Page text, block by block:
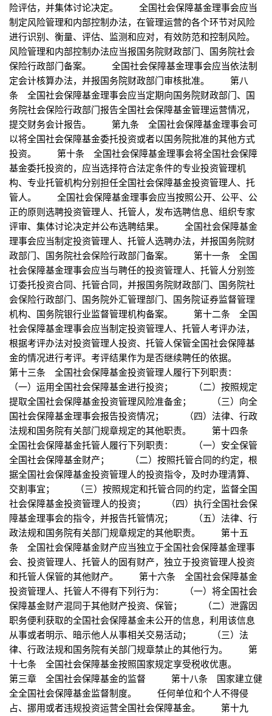
险评估，并集体讨论决定。 全国社会保障基金理事会应当
制定风险管理和内部控制办法，在管理运营的各个环节对风险
进行识别、衡量、评估、监测和应对，有效防范和控制风险。
风险管理和内部控制办法应当报国务院财政部门、国务院社会
保险行政部门备案。 全国社会保障基金理事会应当依法制
定会计核算办法，并报国务院财政部门审核批准。 第八
条 全国社会保障基金理事会应当定期向国务院财政部门、国
务院社会保险行政部门报告全国社会保障基金管理运营情况，
提交财务会计报告。 第九条 全国社会保障基金理事会可
以将全国社会保障基金委托投资或者以国务院批准的其他方式
投资。 第十条 全国社会保障基金理事会将全国社会保障
基金委托投资的，应当选择符合法定条件的专业投资管理机
构、专业托管机构分别担任全国社会保障基金投资管理人、托
管人。 全国社会保障基金理事会应当按照公开、公平、公
正的原则选聘投资管理人、托管人，发布选聘信息、组织专家
评审、集体讨论决定并公布选聘结果。 全国社会保障基金
理事会应当制定投资管理人、托管人选聘办法，并报国务院财
政部门、国务院社会保险行政部门备案。 第十一条 全国
社会保障基金理事会应当与聘任的投资管理人、托管人分别签
订委托投资合同、托管合同，并报国务院财政部门、国务院社
会保险行政部门、国务院外汇管理部门、国务院证券监督管理
机构、国务院银行业监督管理机构备案。 第十二条 全国
社会保障基金理事会应当制定投资管理人、托管人考评办法，
根据考评办法对投资管理人投资、托管人保管全国社会保障基
金的情况进行考评。考评结果作为是否继续聘任的依据。
第十三条 全国社会保障基金投资管理人履行下列职责：
（一）运用全国社会保障基金进行投资； （二）按照规定
提取全国社会保障基金投资管理风险准备金； （三）向全
国社会保障基金理事会报告投资情况； （四）法律、行政
法规和国务院有关部门规章规定的其他职责。 第十四条
全国社会保障基金托管人履行下列职责： （一）安全保管
全国社会保障基金财产； （二）按照托管合同的约定，根
据全国社会保障基金投资管理人的投资指令，及时办理清算、
交割事宜； （三）按照规定和托管合同的约定，监督全国
社会保障基金投资管理人的投资； （四）执行全国社会保
障基金理事会的指令，并报告托管情况； （五）法律、行
政法规和国务院有关部门规章规定的其他职责。 第十五
条 全国社会保障基金财产应当独立于全国社会保障基金理事
会、投资管理人、托管人的固有财产，独立于投资管理人投资
和托管人保管的其他财产。 第十六条 全国社会保障基金
投资管理人、托管人不得有下列行为： （一）将全国社会
保障基金财产混同于其他财产投资、保管； （二）泄露因
职务便利获取的全国社会保障基金未公开的信息，利用该信息
从事或者明示、暗示他人从事相关交易活动； （三）法
律、行政法规和国务院有关部门规章禁止的其他行为。 第
十七条 全国社会保障基金按照国家规定享受税收优惠。
第三章 全国社会保障基金的监督 第十八条 国家建立健
全全国社会保障基金监督制度。 任何单位和个人不得侵
占、挪用或者违规投资运营全国社会保障基金。 第十九